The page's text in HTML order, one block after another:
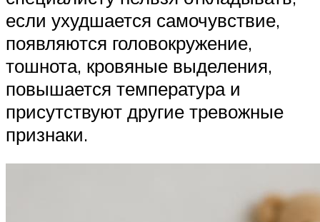
если ухудшается самочувствие,
появляются головокружение,
тошнота, кровяные выделения,
повышается температура и
присутствуют другие тревожные
признаки.